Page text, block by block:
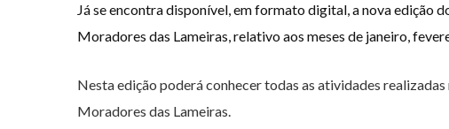
Já se encontra disponível, em formato digital, a nova edição
Moradores das Lameiras, relativo aos meses de janeiro,
Nesta edição poderá conhecer todas as atividades
Moradores das Lameiras.